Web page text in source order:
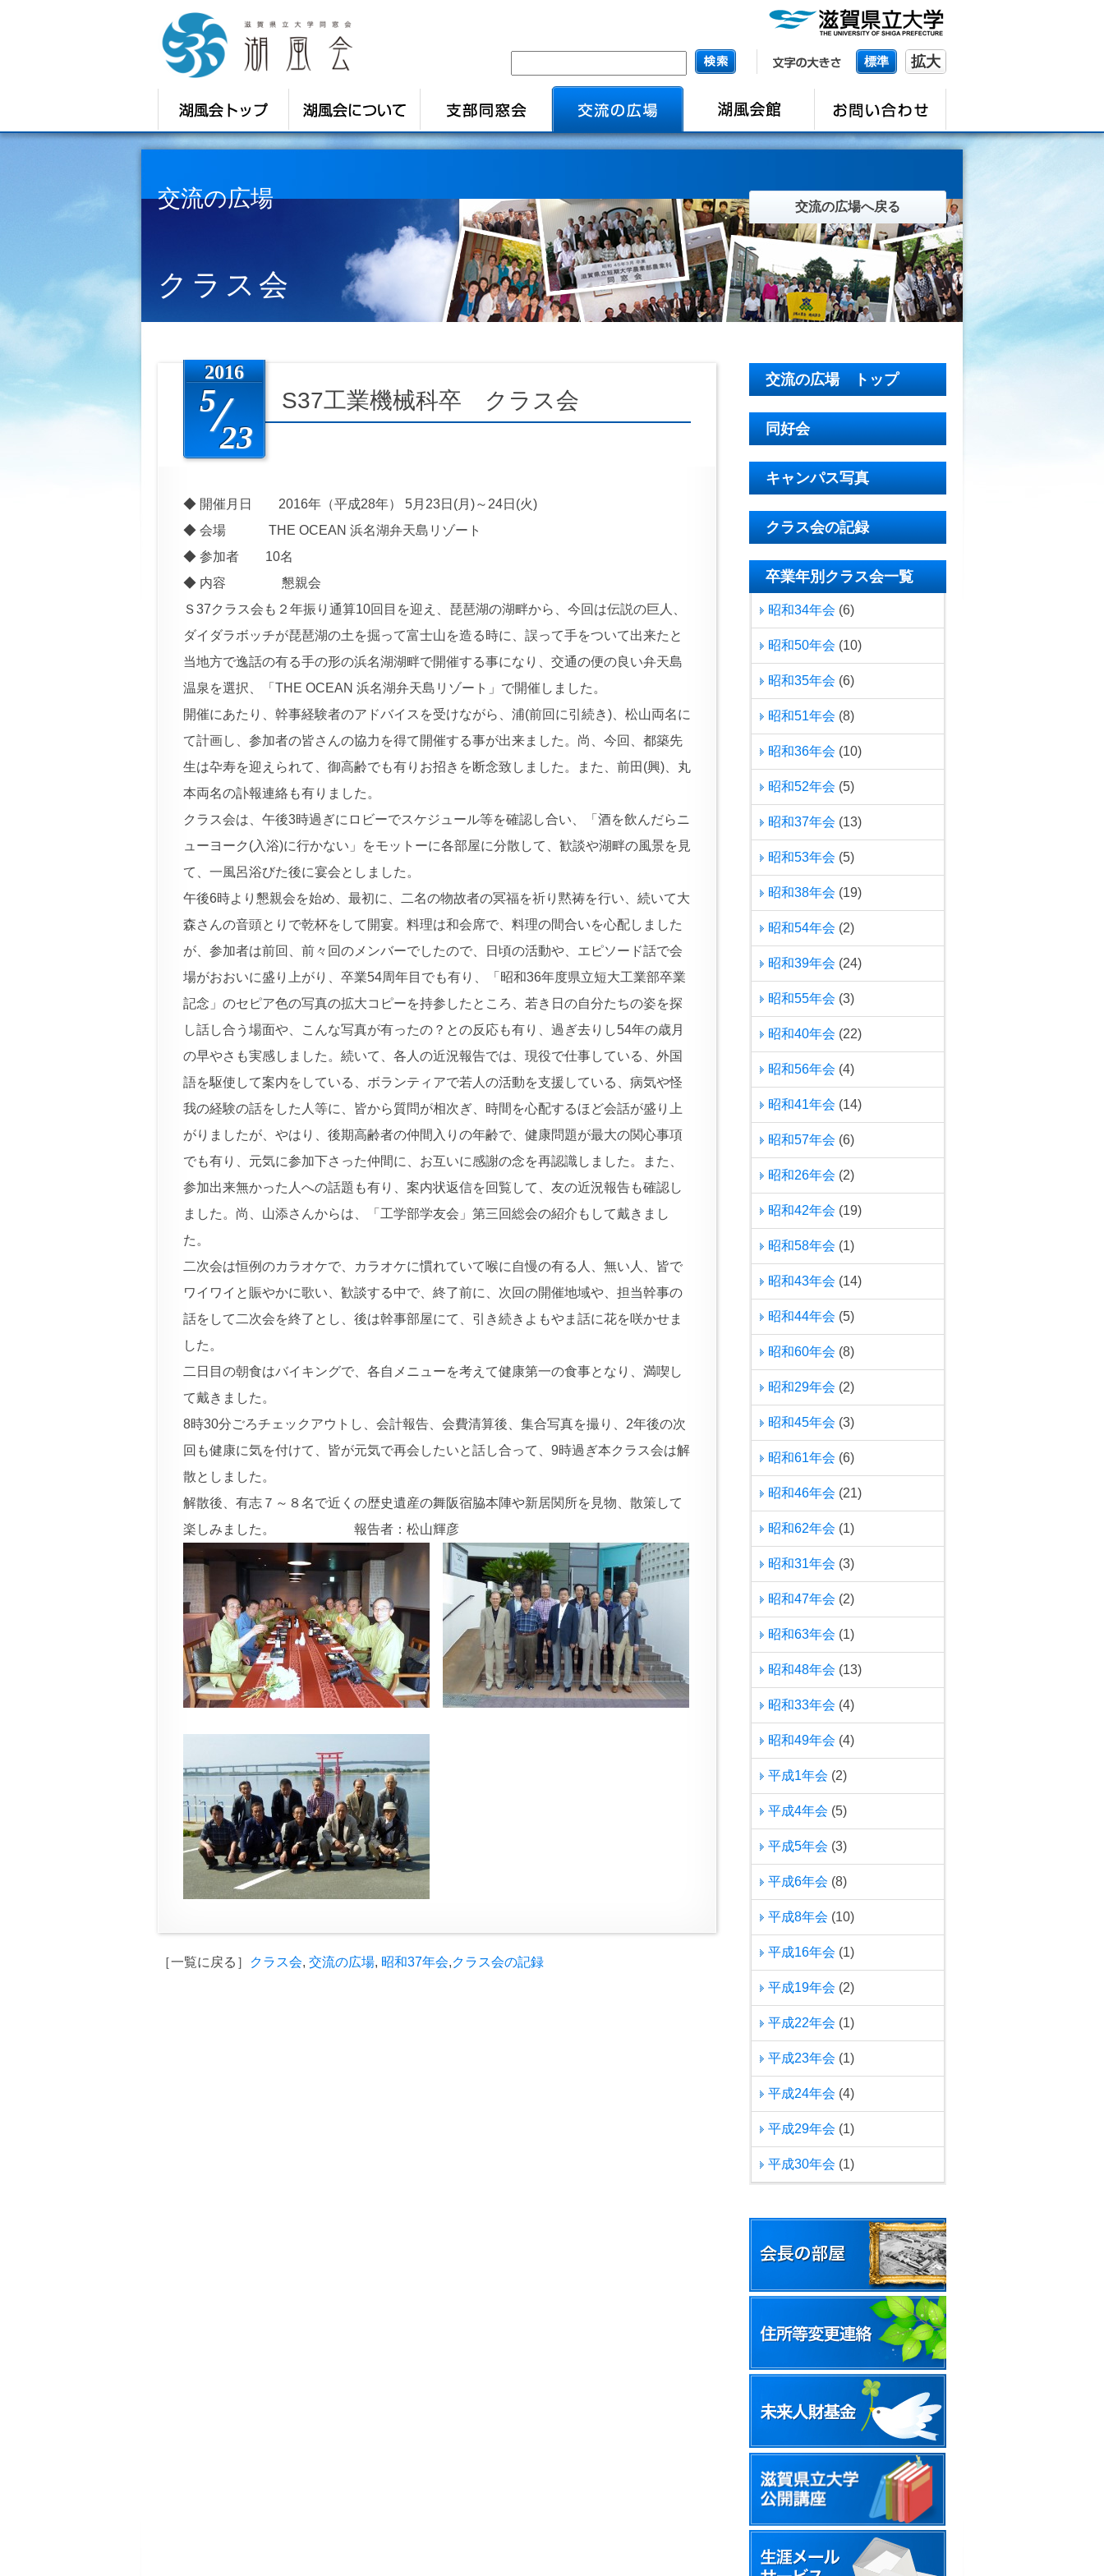
標準 拡大
交流の広場 交流の広場へ戻る
クラス会
2016
5
23
S37工業機械科卒 クラス会
◆ 開催月日 2016年（平成28年） 5月23日(月)～24日(火)
◆ 会場 THE OCEAN 浜名湖弁天島リゾート
◆ 参加者 10名
◆ 内容 懇親会
Ｓ37クラス会も２年振り通算10回目を迎え、琵琶湖の湖畔から、今回は伝説の巨人、
ダイダラボッチが琵琶湖の土を掘って富士山を造る時に、誤って手をついて出来たと
当地方で逸話の有る手の形の浜名湖湖畔で開催する事になり、交通の便の良い弁天島
温泉を選択、「THE OCEAN 浜名湖弁天島リゾート」で開催しました。
開催にあたり、幹事経験者のアドバイスを受けながら、浦(前回に引続き)、松山両名に
て計画し、参加者の皆さんの協力を得て開催する事が出来ました。尚、今回、都築先
生は卆寿を迎えられて、御高齢でも有りお招きを断念致しました。また、前田(興)、丸
本両名の訃報連絡も有りました。
クラス会は、午後3時過ぎにロビーでスケジュール等を確認し合い、「酒を飲んだらニ
ューヨーク(入浴)に行かない」をモットーに各部屋に分散して、歓談や湖畔の風景を見
て、一風呂浴びた後に宴会としました。
午後6時より懇親会を始め、最初に、二名の物故者の冥福を祈り黙祷を行い、続いて大
森さんの音頭とりで乾杯をして開宴。料理は和会席で、料理の間合いを心配しました
が、参加者は前回、前々回のメンバーでしたので、日頃の活動や、エピソード話で会
場がおおいに盛り上がり、卒業54周年目でも有り、「昭和36年度県立短大工業部卒業
記念」のセピア色の写真の拡大コピーを持参したところ、若き日の自分たちの姿を探
し話し合う場面や、こんな写真が有ったの？との反応も有り、過ぎ去りし54年の歳月
の早やさも実感しました。続いて、各人の近況報告では、現役で仕事している、外国
語を駆使して案内をしている、ボランティアで若人の活動を支援している、病気や怪
我の経験の話をした人等に、皆から質問が相次ぎ、時間を心配するほど会話が盛り上
がりましたが、やはり、後期高齢者の仲間入りの年齢で、健康問題が最大の関心事項
でも有り、元気に参加下さった仲間に、お互いに感謝の念を再認識しました。また、
参加出来無かった人への話題も有り、案内状返信を回覧して、友の近況報告も確認し
ました。尚、山添さんからは、「工学部学友会」第三回総会の紹介もして戴きまし
た。
二次会は恒例のカラオケで、カラオケに慣れていて喉に自慢の有る人、無い人、皆で
ワイワイと賑やかに歌い、歓談する中で、終了前に、次回の開催地域や、担当幹事の
話をして二次会を終了とし、後は幹事部屋にて、引き続きよもやま話に花を咲かせま
した。
二日目の朝食はバイキングで、各自メニューを考えて健康第一の食事となり、満喫し
て戴きました。
8時30分ごろチェックアウトし、会計報告、会費清算後、集合写真を撮り、2年後の次
回も健康に気を付けて、皆が元気で再会したいと話し合って、9時過ぎ本クラス会は解
散としました。
解散後、有志７～８名で近くの歴史遺産の舞阪宿脇本陣や新居関所を見物、散策して
楽しみました。 報告者：松山輝彦
［一覧に戻る］ クラス会, 交流の広場, 昭和37年会,クラス会の記録
交流の広場 トップ
同好会
キャンパス写真
クラス会の記録
卒業年別クラス会一覧
昭和34年会 (6)
昭和50年会 (10)
昭和35年会 (6)
昭和51年会 (8)
昭和36年会 (10)
昭和52年会 (5)
昭和37年会 (13)
昭和53年会 (5)
昭和38年会 (19)
昭和54年会 (2)
昭和39年会 (24)
昭和55年会 (3)
昭和40年会 (22)
昭和56年会 (4)
昭和41年会 (14)
昭和57年会 (6)
昭和26年会 (2)
昭和42年会 (19)
昭和58年会 (1)
昭和43年会 (14)
昭和44年会 (5)
昭和60年会 (8)
昭和29年会 (2)
昭和45年会 (3)
昭和61年会 (6)
昭和46年会 (21)
昭和62年会 (1)
昭和31年会 (3)
昭和47年会 (2)
昭和63年会 (1)
昭和48年会 (13)
昭和33年会 (4)
昭和49年会 (4)
平成1年会 (2)
平成4年会 (5)
平成5年会 (3)
平成6年会 (8)
平成8年会 (10)
平成16年会 (1)
平成19年会 (2)
平成22年会 (1)
平成23年会 (1)
平成24年会 (4)
平成29年会 (1)
平成30年会 (1)